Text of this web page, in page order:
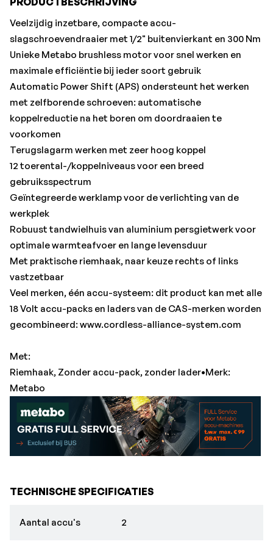
18 Volt accu-packs en laders van de CAS-merken worden
gecombineerd: www.cordless-alliance-system.com
Met:
Riemhaak, Zonder accu-pack, zonder lader•Merk:
Metabo
Veelzijdig inzetbare, compacte accu-
slagschroevendraaier met 1/2" buitenvierkant en 300 Nm
Unieke Metabo brushless motor voor snel werken en
maximale efficiëntie bij ieder soort gebruik
Automatic Power Shift (APS) ondersteunt het werken
met zelfborende schroeven: automatische
koppelreductie na het boren om doordraaien te
voorkomen
Terugslagarm werken met zeer hoog koppel
12 toerental-/koppelniveaus voor een breed
gebruiksspectrum
Geïntegreerde werklamp voor de verlichting van de
werkplek
Robuust tandwielhuis van aluminium persgietwerk voor
optimale warmteafvoer en lange levensduur
Met praktische riemhaak, naar keuze rechts of links
vastzetbaar
Veel merken, één accu-systeem: dit product kan met alle
18 Volt accu-packs en laders van de CAS-merken worden
gecombineerd: www.cordless-alliance-system.com
Met:
Riemhaak, Zonder accu-pack, zonder lader•Merk:
Metabo
TECHNISCHE SPECIFICATIES
Aantal accu's 2